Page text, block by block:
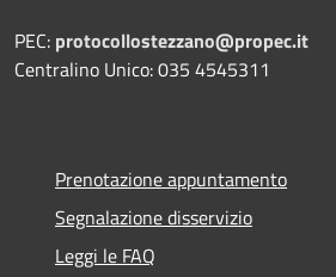
PEC: protocollostezzano@propec.it
Centralino Unico: 035 4545311
Prenotazione appuntamento
Segnalazione disservizio
Leggi le FAQ